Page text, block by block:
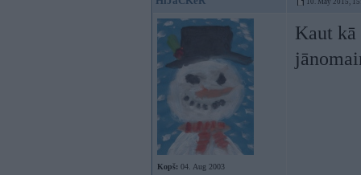
10. May 2015,
Kopš: 04. Aug 2003
Kaut